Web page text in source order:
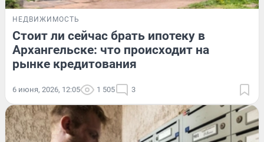
НЕДВИЖИМОСТЬ
Стоит ли сейчас брать ипотеку в
Архангельске: что происходит на
рынке кредитования
6 июня, 2026, 12:05 1 505 3